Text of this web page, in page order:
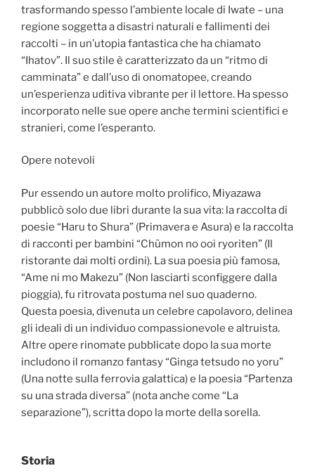
trasformando spesso l’ambiente locale di Iwate – una
regione soggetta a disastri naturali e fallimenti dei
raccolti – in un’utopia fantastica che ha chiamato
“Ihatov”. Il suo stile è caratterizzato da un “ritmo di
camminata” e dall’uso di onomatopee, creando
un’esperienza uditiva vibrante per il lettore. Ha spesso
incorporato nelle sue opere anche termini scientifici e
stranieri, come l’esperanto.
Opere notevoli
Pur essendo un autore molto prolifico, Miyazawa
pubblicò solo due libri durante la sua vita: la raccolta di
poesie “Haru to Shura” (Primavera e Asura) e la raccolta
di racconti per bambini “Chūmon no ooi ryoriten” (Il
ristorante dai molti ordini). La sua poesia più famosa,
“Ame ni mo Makezu” (Non lasciarti sconfiggere dalla
pioggia), fu ritrovata postuma nel suo quaderno.
Questa poesia, divenuta un celebre capolavoro, delinea
gli ideali di un individuo compassionevole e altruista.
Altre opere rinomate pubblicate dopo la sua morte
includono il romanzo fantasy “Ginga tetsudo no yoru”
(Una notte sulla ferrovia galattica) e la poesia “Partenza
su una strada diversa” (nota anche come “La
separazione”), scritta dopo la morte della sorella.
Storia